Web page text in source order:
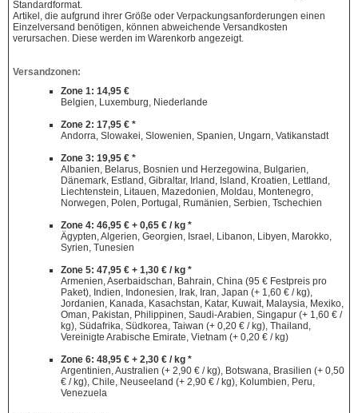
Standardformat.
Artikel, die aufgrund ihrer Größe oder Verpackungsanforderungen einen
Einzelversand benötigen, können abweichende Versandkosten
verursachen. Diese werden im Warenkorb angezeigt.
Versandzonen:
Zone 1: 14,95 €
Belgien, Luxemburg, Niederlande
Zone 2: 17,95 € *
Andorra, Slowakei, Slowenien, Spanien, Ungarn, Vatikanstadt
Zone 3: 19,95 € *
Albanien, Belarus, Bosnien und Herzegowina, Bulgarien,
Dänemark, Estland, Gibraltar, Irland, Island, Kroatien, Lettland,
Liechtenstein, Litauen, Mazedonien, Moldau, Montenegro,
Norwegen, Polen, Portugal, Rumänien, Serbien, Tschechien
Zone 4: 46,95 € + 0,65 € / kg *
Ägypten, Algerien, Georgien, Israel, Libanon, Libyen, Marokko,
Syrien, Tunesien
Zone 5: 47,95 € + 1,30 € / kg *
Armenien, Aserbaidschan, Bahrain, China (95 € Festpreis pro
Paket), Indien, Indonesien, Irak, Iran, Japan (+ 1,60 € / kg),
Jordanien, Kanada, Kasachstan, Katar, Kuwait, Malaysia, Mexiko,
Oman, Pakistan, Philippinen, Saudi-Arabien, Singapur (+ 1,60 € /
kg), Südafrika, Südkorea, Taiwan (+ 0,20 € / kg), Thailand,
Vereinigte Arabische Emirate, Vietnam (+ 0,20 € / kg)
Zone 6: 48,95 € + 2,30 € / kg *
Argentinien, Australien (+ 2,90 € / kg), Botswana, Brasilien (+ 0,50
€ / kg), Chile, Neuseeland (+ 2,90 € / kg), Kolumbien, Peru,
Venezuela